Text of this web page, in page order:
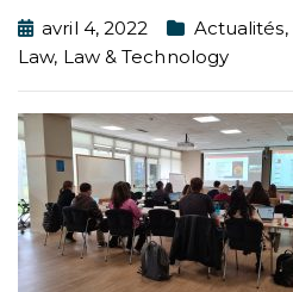
avril 4, 2022 Actualités,
Law, Law & Technology